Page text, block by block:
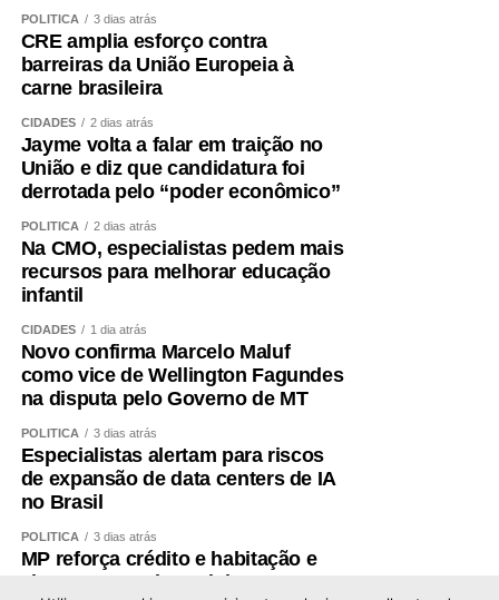
formalizada dentro do processo partidário, inclusive com
a realização da convenção.
A partir dessa decisão, compromissos foram assumidos,
pessoas foram mobilizadas, estratégias foram definidas e
todo um projeto de campanha começou a ser estruturado.
Fiz isso de boa-fé, acreditando na palavra empenhada e
na seriedade de uma decisão tomada por quem pretende
governar Mato Grosso.
Hoje fui comunicado pelo senador Wellington Fagundes
de que outro nome será indicado para ocupar a vaga de
vice.
Não se trata apenas de uma mudança de candidatura.
Trata-se da forma como a política é conduzida.
Quem pretende governar um Estado precisa, antes de
tudo, demonstrar que sua palavra tem valor. Precisa
respeitar compromissos, aliados e pessoas que
aceitaram caminhar ao seu lado. Não é possível pedir
confiança a mais de três milhões de mato-grossenses
POLÍTICA 3 dias atrás
CRE amplia esforço contra
barreiras da União Europeia à
carne brasileira
CIDADES 2 dias atrás
Jayme volta a falar em traição no
União e diz que candidatura foi
derrotada pelo “poder econômico”
POLÍTICA 2 dias atrás
Na CMO, especialistas pedem mais
recursos para melhorar educação
infantil
CIDADES 1 dia atrás
Novo confirma Marcelo Maluf
como vice de Wellington Fagundes
na disputa pelo Governo de MT
POLÍTICA 3 dias atrás
Especialistas alertam para riscos
de expansão de data centers de IA
no Brasil
POLÍTICA 3 dias atrás
MP reforça crédito e habitação e
altera Desenrola e Minha Casa,